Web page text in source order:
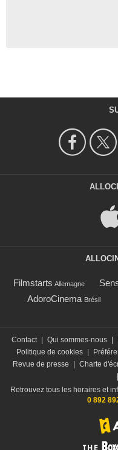
Filmstarts Allemagne
AdoroCinema Brésil
Contact | Qui sommes-nous |
Politique de cookies |
Revue de presse
| Charte
|
Retrouvez tous les horaires et
0 892